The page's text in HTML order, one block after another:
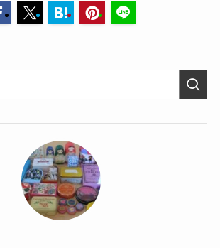
東京のお取り寄せ
クッキーサブレ
よかったらシェアしてね